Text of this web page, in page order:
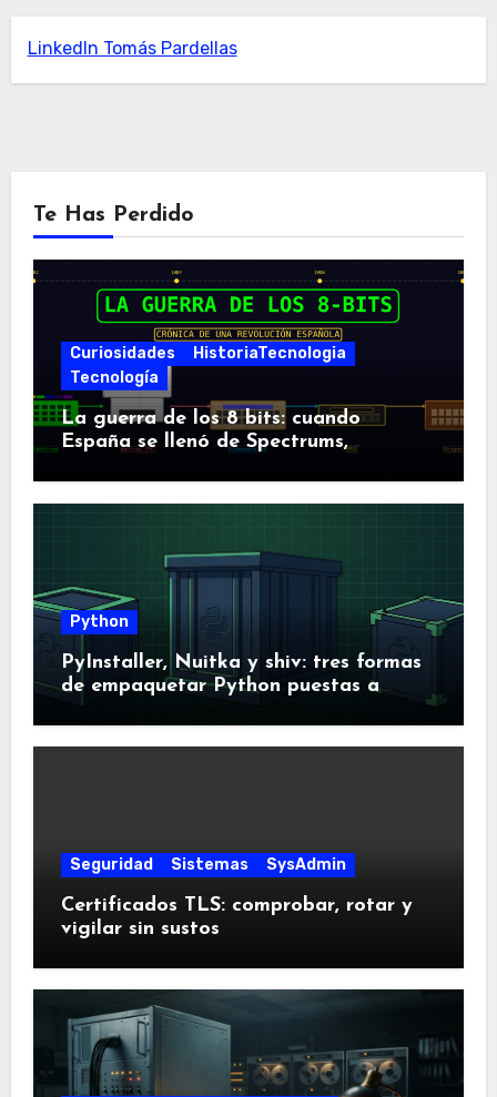
LinkedIn Tomás Pardellas
Te Has Perdido
Curiosidades
HistoriaTecnologia
Tecnología
La guerra de los 8 bits: cuando
España se llenó de Spectrums,
Python
PyInstaller, Nuitka y shiv: tres formas
de empaquetar Python puestas a
prueba
Seguridad Sistemas SysAdmin
Certificados TLS: comprobar, rotar y
vigilar sin sustos